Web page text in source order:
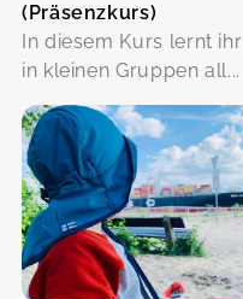
(Präsenzkurs)
In diesem Kurs lernt ihr
in kleinen Gruppen all...